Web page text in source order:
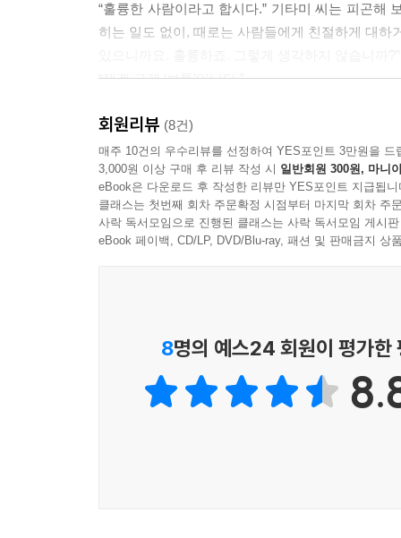
“훌륭한 사람이라고 합시다.” 기타미 씨는 피곤해
히는 일도 없이, 때로는 사람들에게 친절하게 대
“제겐 그게 ‘보통’입니다.”
동의어입니다.”
그래서 화를 내는 거죠, 라고 중얼거렸다.
--- p.153
회원리뷰 (8건)
매주 10건의 우수리뷰를 선정하여 YES포인트 3만원을 드
3,000원 이상 구매 후 리뷰 작성 시 일반회원 300원, 마니
eBook은 다운로드 후 작성한 리뷰만 YES포인트 지급됩니
클래스는 첫번째 회차 주문확정 시점부터 마지막 회차 주
사락 독서모임으로 진행된 클래스는 사락 독서모임 게시
eBook 페이백, CD/LP, DVD/Blu-ray, 패션 및 판매금지 상
8명의 예스24 회원이 평가한